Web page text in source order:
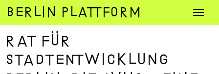
Zum
Inhalt
springen
Rat für
Stadtentwicklung